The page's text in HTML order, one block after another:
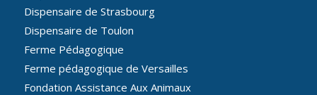
Dispensaire de Strasbourg
Dispensaire de Toulon
Ferme Pédagogique
Ferme pédagogique de Versailles
Fondation Assistance Aux Animaux